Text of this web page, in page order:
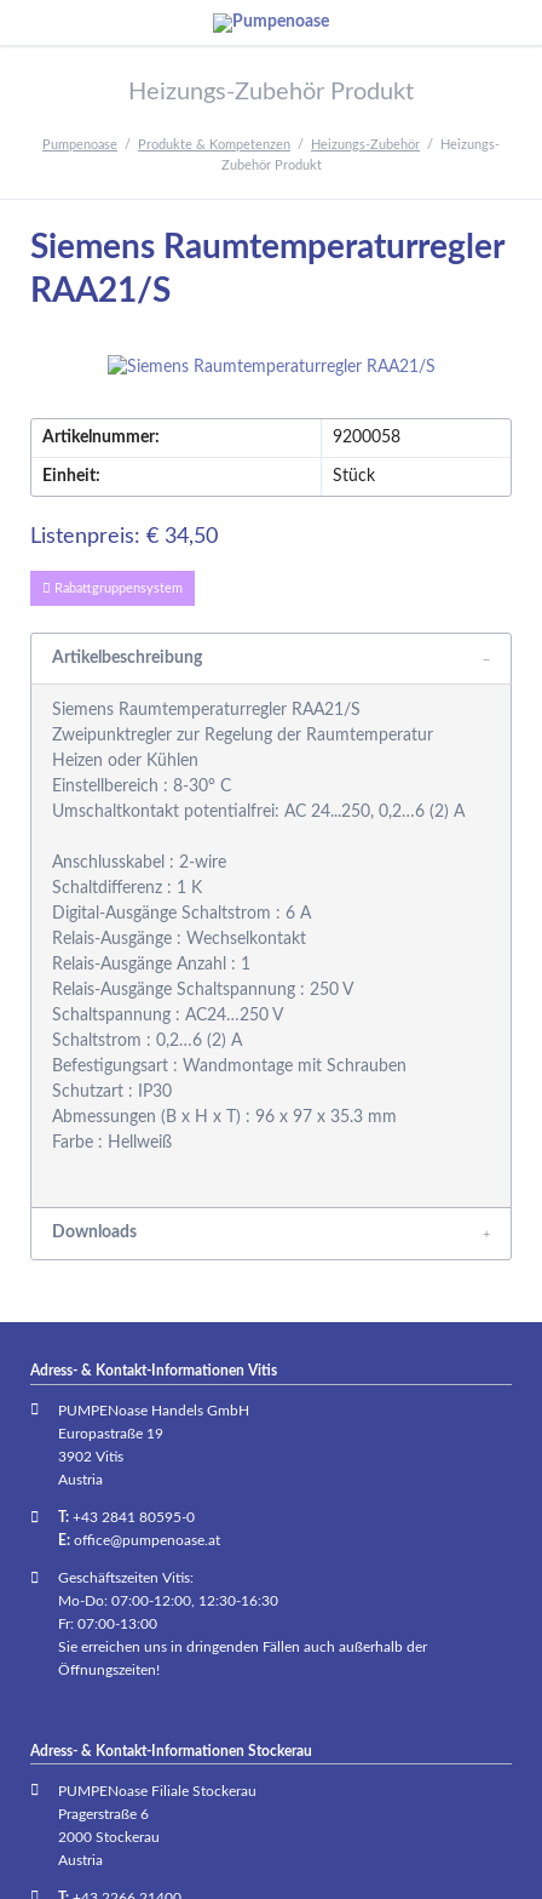
Heizungs-Zubehör Produkt
Pumpenoase Produkte & Kompetenzen Heizungs-Zubehör
Heizungs-
Zubehör Produkt
Siemens Raumtemperaturregler
RAA21/S
Artikelnummer: 9200058
Einheit: Stück
Listenpreis: € 34,50
Rabattgruppensystem
Artikelbeschreibung
Siemens Raumtemperaturregler RAA21/S
Zweipunktregler zur Regelung der Raumtemperatur
Heizen oder Kühlen
Einstellbereich : 8-30° C
Umschaltkontakt potentialfrei: AC 24...250, 0,2…6 (2) A
Anschlusskabel : 2-wire
Schaltdifferenz : 1 K
Digital-Ausgänge Schaltstrom : 6 A
Relais-Ausgänge : Wechselkontakt
Relais-Ausgänge Anzahl : 1
Relais-Ausgänge Schaltspannung : 250 V
Schaltspannung : AC24…250 V
Schaltstrom : 0,2…6 (2) A
Befestigungsart : Wandmontage mit Schrauben
Schutzart : IP30
Abmessungen (B x H x T) : 96 x 97 x 35.3 mm
Farbe : Hellweiß
Downloads
Adress- & Kontakt-Informationen Vitis
PUMPENoase Handels GmbH
Europastraße 19
3902 Vitis
Austria
T:+43 2841 80595-0
E: office@pumpenoase.at
Geschäftszeiten Vitis:
Mo-Do: 07:00-12:00, 12:30-16:30
Fr: 07:00-13:00
Sie erreichen uns in dringenden Fällen auch außerhalb der
Öffnungszeiten!
Adress- & Kontakt-Informationen Stockerau
PUMPENoase Filiale Stockerau
Pragerstraße 6
2000 Stockerau
Austria